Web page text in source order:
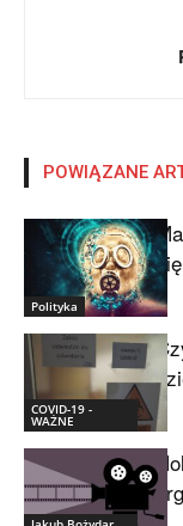
POWIĄZANE
Polityka
COVID-19 -
WAŻNE